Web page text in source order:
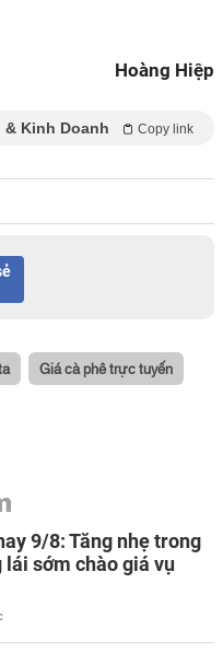
Hoàng Hiệp
& Kinh Doanh Copy link
Giá cà phê trực tuyến
9/8: Tăng nhẹ trong
sớm chào giá vụ